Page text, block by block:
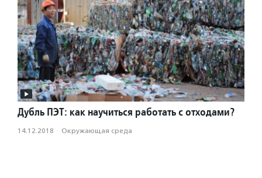
Дубль ПЭТ: как научиться работать с отходами?
14.12.2018 · Окружающая среда